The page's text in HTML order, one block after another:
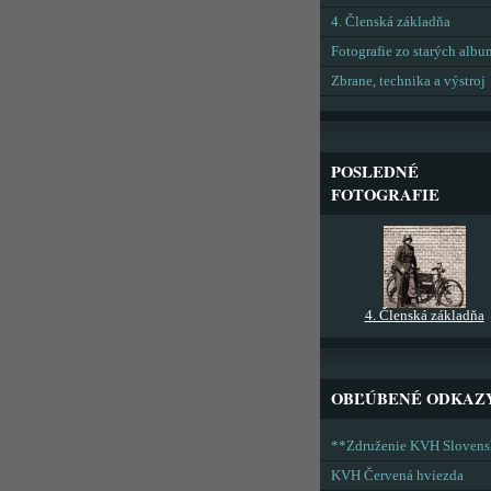
4. Členská základňa
Fotografie zo starých
Zbrane, technika a výstroj
POSLEDNÉ
FOTOGRAFIE
4. Členská základňa
OBĽÚBENÉ
**Združenie KVH
KVH Červená hviezda